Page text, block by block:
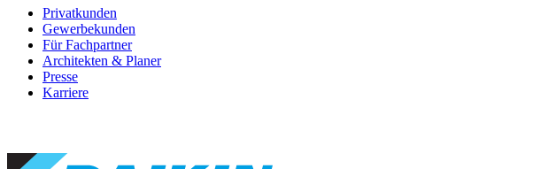
Privatkunden
Gewerbekunden
Für Fachpartner
Architekten & Planer
Presse
Karriere